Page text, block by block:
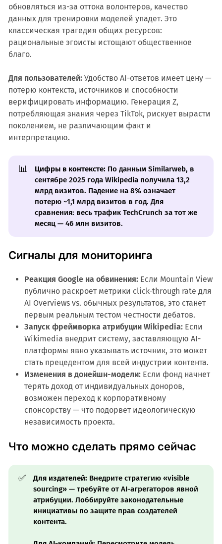
обновляться из-за оттока волонтеров, качество
данных для тренировки моделей упадет. Это
классическая трагедия общих ресурсов:
рациональные эгоисты истощают общественное
благо.
Для пользователей:Удобство AI-ответов имеет цену —
потерю контекста, источников и способности
верифицировать информацию. Генерация Z,
потребляющая знания через TikTok, рискует вырасти
поколением, не различающим факт и
интерпретацию.
📊 Цифры в контексте: По данным Similarweb, в
сентябре 2025 года Wikipedia получила 13,2
млрд визитов. Падение на 8% означает
потерю ~1,1 млрд визитов в год. Для
сравнения: весь трафик TechCrunch за тот же
месяц — 46 млн визитов.
Сигналы для мониторинга
Реакция Google на обвинения:Если Mountain View
публично раскроет метрики click-through rate для
AI Overviews vs. обычных результатов, это станет
первым реальным тестом честности дебатов.
Запуск фреймворка атрибуции Wikipedia:Если
Wikimedia внедрит систему, заставляющую AI-
платформы явно указывать источник, это может
стать прецедентом для всей индустрии контента.
Изменения в донейшн-модели:Если фонд начнет
терять доход от индивидуальных доноров,
возможен переход к корпоративному
спонсорству — что подорвет идеологическую
независимость проекта.
Что можно сделать прямо сейчас
✅ Для издателей: Внедрите стратегию «visible
sourcing» — требуйте от AI-агрегаторов явной
атрибуции. Лоббируйте законодательные
инициативы по защите прав создателей
контента.